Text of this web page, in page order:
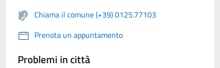
Chiama il comune (+39) 0125.77103
Prenota un appuntamento
Problemi in città